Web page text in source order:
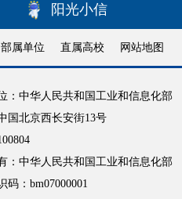
阳光小信
部属单位 直属高校 网站地图
：中华人民共和国工业和信息化部
国北京西长安街13号
：中华人民共和国工业和信息化部
码：bm07000001